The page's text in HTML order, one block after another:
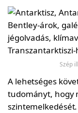
Szép
A lehetséges
tudományt, hogy
szintemelkedését.